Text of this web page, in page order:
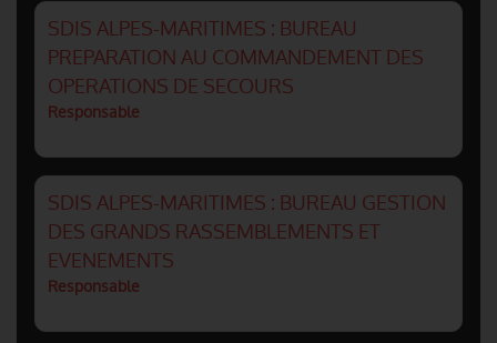
SDIS ALPES-MARITIMES : BUREAU
PREPARATION AU COMMANDEMENT DES
OPERATIONS DE SECOURS
Responsable
SDIS ALPES-MARITIMES : BUREAU GESTION
DES GRANDS RASSEMBLEMENTS ET
EVENEMENTS
Responsable